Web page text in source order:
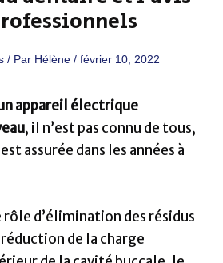
/ Par Hélène / février 10, 2022
appareil électrique
, il n’est pas connu de tous,
assurée dans les années à
rôle d’élimination des résidus
de la charge